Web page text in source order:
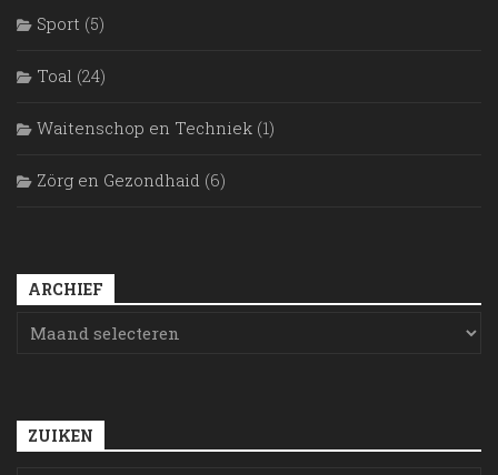
Sport (5)
Toal (24)
Waitenschop en Techniek (1)
Zörg en Gezondhaid (6)
ARCHIEF
ZUIKEN